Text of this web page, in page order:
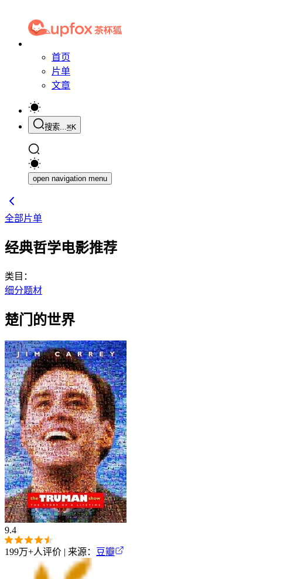
首页
片单
文章
搜索...⌘K
open navigation menu
全部片单
经典哲学电影推荐
类目：
细分题材
楚门的世界
9.4
199万+人评价 | 来源： 豆瓣